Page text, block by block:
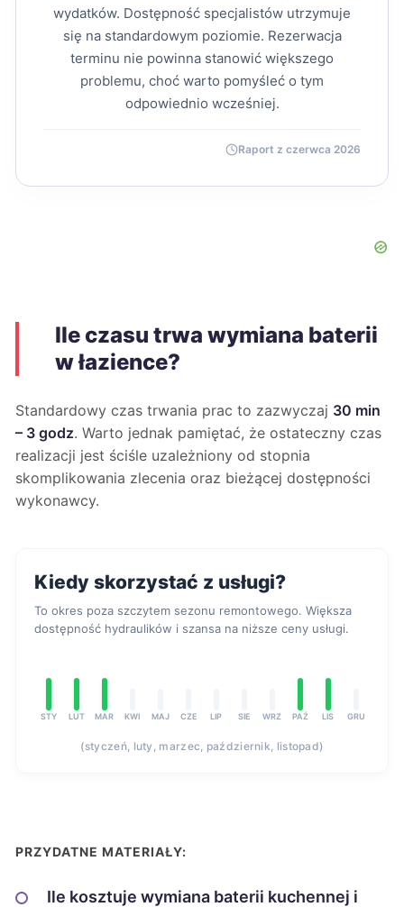
wydatków. Dostępność specjalistów utrzymuje
się na standardowym poziomie. Rezerwacja
terminu nie powinna stanowić większego
problemu, choć warto pomyśleć o tym
odpowiednio wcześniej.
Raport z czerwca 2026
Ile czasu trwa wymiana baterii
w łazience?
Standardowy czas trwania prac to zazwyczaj 30 min
– 3 godz. Warto jednak pamiętać, że ostateczny czas
realizacji jest ściśle uzależniony od stopnia
skomplikowania zlecenia oraz bieżącej dostępności
wykonawcy.
Kiedy skorzystać z usługi?
To okres poza szczytem sezonu remontowego. Większa
dostępność hydraulików i szansa na niższe ceny usługi.
STY LUT MAR KWI MAJ CZE LIP SIE WRZ PAŹ LIS GRU
(styczeń, luty, marzec, październik, listopad)
PRZYDATNE MATERIAŁY:
Ile kosztuje wymiana baterii kuchennej i